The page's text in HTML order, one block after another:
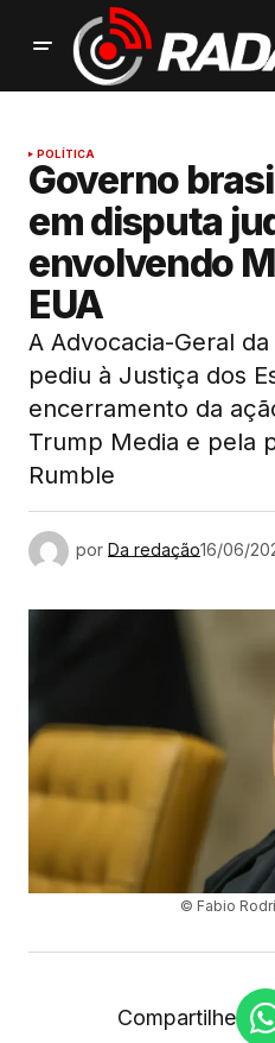
POLÍTICA
Governo
em disputa
envolvendo
EUA
A Advocacia-Geral da
pediu à Justiça dos
encerramento da
Trump Media e pela
Rumble
por Da redação16/06/
© Fabio
Compartilhe